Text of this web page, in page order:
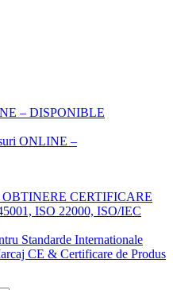
– DISPONIBLE
ONLINE –
OBTINERE CERTIFICARE
ISO 22000, ISO/IEC
Standarde Internationale
CE & Certificare de Produs